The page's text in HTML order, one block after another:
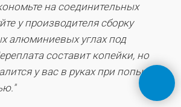
на соединительных
у производителя сборку
алюминиевых углах под
составит копейки, но
у вас в руках при попытке